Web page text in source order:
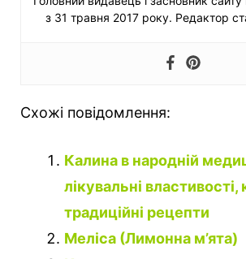
з 31 травня 2017 року. Редактор
Схожі повідомлення:
Калина в народній
лікувальні
традиційні рецепти
Меліса (Лимонна м’ята)